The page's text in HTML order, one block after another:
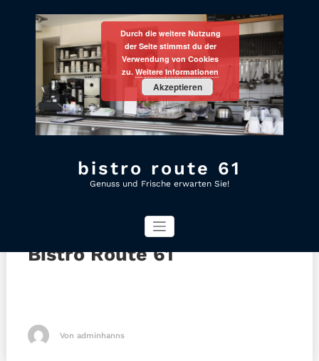
bistro route 61
Genuss und Frische erwarten Sie!
Bistro Route 61
Start Bistro Route 61
Slider
Bistro Route 61
Von adminhanns
Durch die weitere Nutzung
der Seite stimmst du der
Verwendung von Cookies
zu. Weitere Informationen
Akzeptieren